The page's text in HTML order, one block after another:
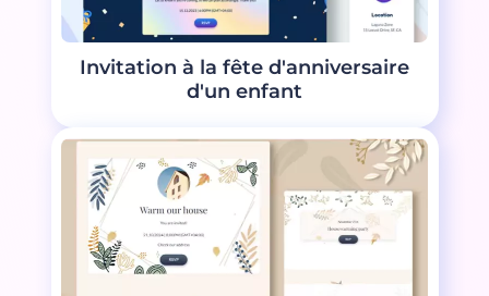
Invitation à la fête d'anniversaire
d'un enfant